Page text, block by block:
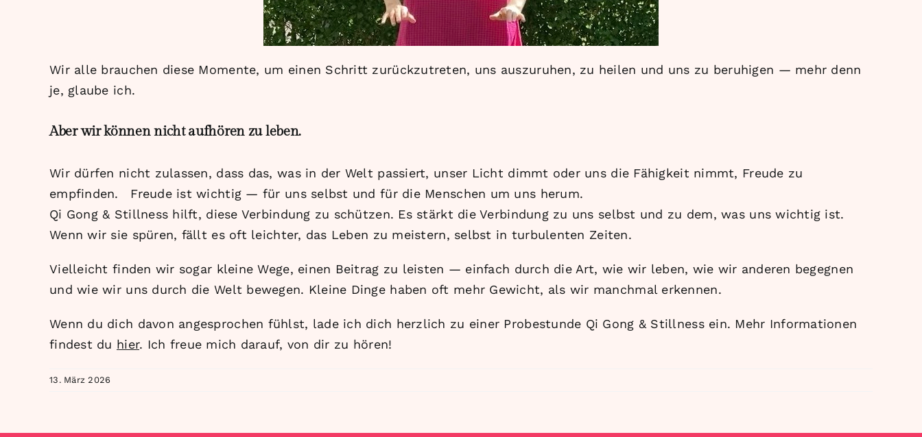
Wir alle brauchen diese Momente, um einen Schritt zurückzutreten, uns auszuruhen, zu heilen und uns zu beruhigen — mehr denn
je, glaube ich.
Aber wir können nicht aufhören zu leben.
Wir dürfen nicht zulassen, dass das, was in der Welt passiert, unser Licht dimmt oder uns die Fähigkeit nimmt, Freude zu
empfinden. Freude ist wichtig — für uns selbst und für die Menschen um uns herum.
Qi Gong & Stillness hilft, diese Verbindung zu schützen. Es stärkt die Verbindung zu uns selbst und zu dem, was uns wichtig ist.
Wenn wir sie spüren, fällt es oft leichter, das Leben zu meistern, selbst in turbulenten Zeiten.
Vielleicht finden wir sogar kleine Wege, einen Beitrag zu leisten — einfach durch die Art, wie wir leben, wie wir anderen begegnen
und wie wir uns durch die Welt bewegen. Kleine Dinge haben oft mehr Gewicht, als wir manchmal erkennen.
Wenn du dich davon angesprochen fühlst, lade ich dich herzlich zu einer Probestunde Qi Gong & Stillness ein. Mehr Informationen
findest du hier. Ich freue mich darauf, von dir zu hören!
13. März 2026